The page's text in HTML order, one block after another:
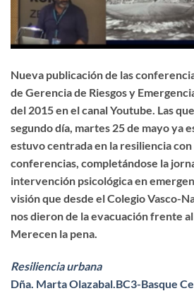
Nueva publicación de las
de Gerencia de Riesgos y
del 2015 en el canal Youtube. Las
segundo día, martes 25 de mayo ya
estuvo centrada en la resiliencia con
conferencias, completándose la
intervención psicológica en
visión que desde el Colegio Vasco-
nos dieron de la evacuación frente
Merecen la pena.
Resiliencia urbana
Dña. Marta Olazabal.BC3-Basque